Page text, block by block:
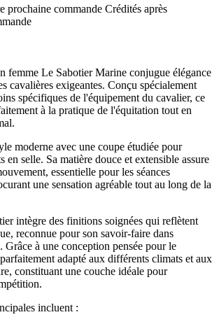
prochaine commande Crédités après
femme Le Sabotier Marine conjugue élégance
cavalières exigeantes. Conçu spécialement
spécifiques de l'équipement du cavalier, ce
à la pratique de l'équitation tout en
moderne avec une coupe étudiée pour
en selle. Sa matière douce et extensible assure
essentielle pour les séances
une sensation agréable tout au long de la
intègre des finitions soignées qui reflètent
reconnue pour son savoir-faire dans
à une conception pensée pour le
adapté aux différents climats et aux
constituant une couche idéale pour
incluent :